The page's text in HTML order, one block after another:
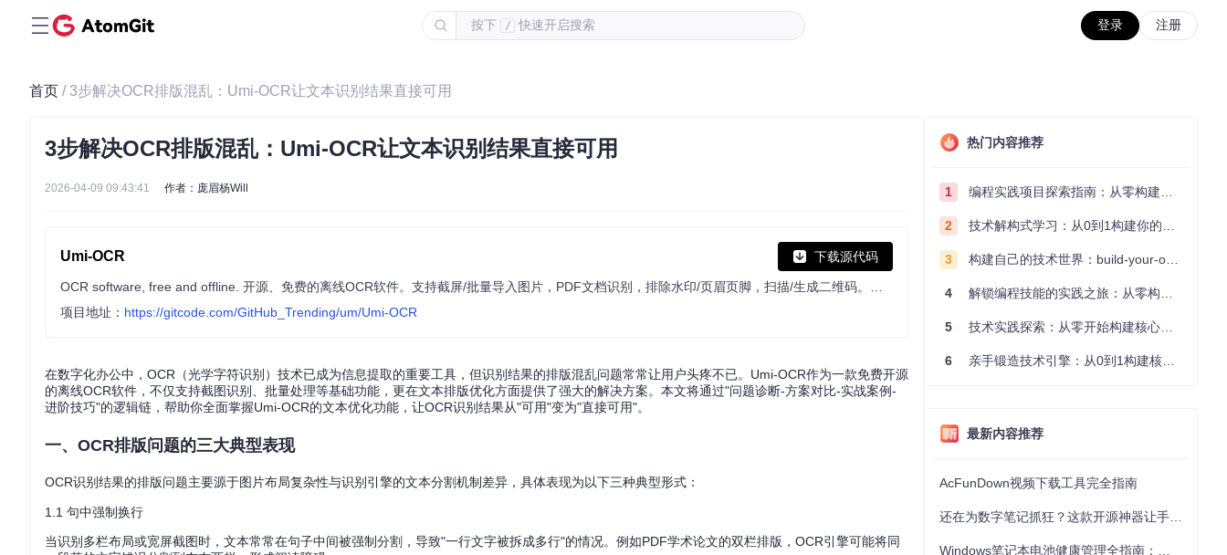
按下 / 快速开启搜索 登录 注册
首页 / 3步解决OCR排版混乱：Umi-OCR让文本识别结果直接可用
3步解决OCR排版混乱：Umi-OCR让文本识别结果直接可用
2026-04-09 09:43:41 作者：庞眉杨Will
Umi-OCR 下载源代码
项目地址： https://gitcode.com/GitHub_Trending/um/Umi-OCR
在数字化办公中，OCR（光学字符识别）技术已成为信息提取的重要工具，但识别结果的排版混乱问题常常让用户头疼不已。Umi-OCR作为一款免费开源
的离线OCR软件，不仅支持截图识别、批量处理等基础功能，更在文本排版优化方面提供了强大的解决方案。本文将通过"问题诊断-方案对比-实战案例-
进阶技巧"的逻辑链，帮助你全面掌握Umi-OCR的文本优化功能，让OCR识别结果从"可用"变为"直接可用"。
一、OCR排版问题的三大典型表现
OCR识别结果的排版问题主要源于图片布局复杂性与识别引擎的文本分割机制差异，具体表现为以下三种典型形式：
1.1 句中强制换行
当识别多栏布局或宽屏截图时，文本常常在句子中间被强制分割，导致"一行文字被拆成多行"的情况。例如PDF学术论文的双栏排版，OCR引擎可能将同
热门内容推荐
1 编程实践项目探索指南：从零构建技术能力体系
2 技术解构式学习：从0到1构建你的编程知识体系
3 构建自己的技术世界：build-your-own-x项目的实践探索指南
4 解锁编程技能的实践之旅：从零构建你的技术世界
5 技术实践探索：从零开始构建核心系统的实践指南
6 亲手锻造技术引擎：从0到1构建核心系统的实践指南
最新内容推荐
AcFunDown视频下载工具完全指南